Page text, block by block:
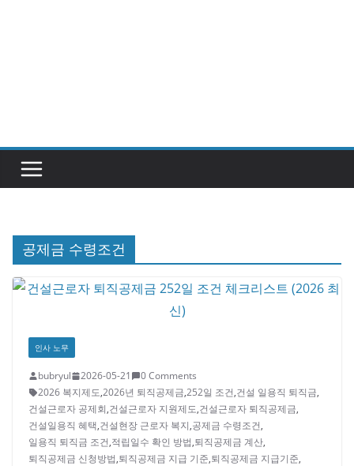
공제금 수령조건
인사 노무
bubryul 2026-05-21
0 Comments
2026 복지제도,2026년 퇴직공제금,252일 조건,건설 일용직 퇴직금,
건설근로자 공제회,건설근로자 지원제도,건설근로자 퇴직공제금,
건설일용직 혜택,건설현장 근로자 복지,공제금 수령조건,
일용직 퇴직금 조건,적립일수 확인 방법,퇴직공제금 계산,
퇴직공제금 신청방법,퇴직공제금 지급 기준,퇴직공제금 지급기준,